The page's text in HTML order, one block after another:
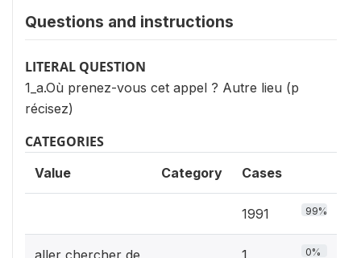
Questions and instructions
LITERAL QUESTION
1_a.Où prenez-vous cet appel ? Autre lieu (p
récisez)
CATEGORIES
Value Category Cases
1991 99%
aller chercher de
1 0%